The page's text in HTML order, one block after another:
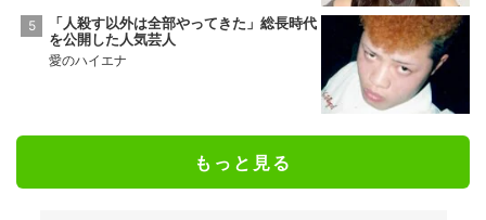
「人殺す以外は全部やってきた」総長時代
を公開した人気芸人
愛のハイエナ
もっと見る